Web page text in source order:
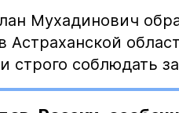
Мухадинович
строго соблюдать